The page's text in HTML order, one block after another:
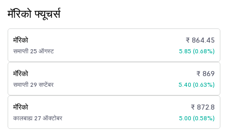
मॅरिको फ्यूचर्स
मॅरिको
समाप्ती 25 ऑगस्ट
₹ 864.45
5.85 (0.68%)
मॅरिको
समाप्ती 29 सप्टेंबर
₹ 869
5.40 (0.63%)
मॅरिको
कालबाह्य 27 ऑक्टोबर
₹ 872.8
5.00 (0.58%)